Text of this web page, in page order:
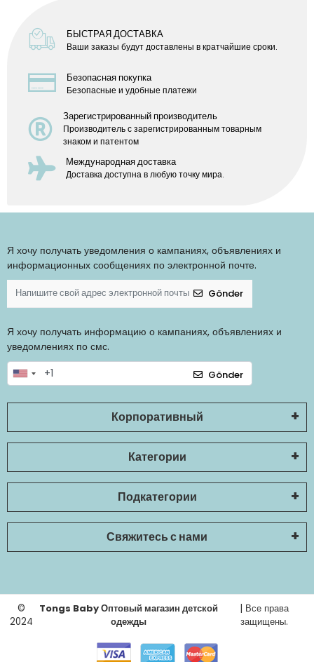
БЫСТРАЯ ДОСТАВКА
Ваши заказы будут доставлены в кратчайшие сроки.
Безопасная покупка
Безопасные и удобные платежи
Зарегистрированный производитель
Производитель с зарегистрированным товарным
знаком и патентом
Международная доставка
Доставка доступна в любую точку мира.
Я хочу получать уведомления о кампаниях, объявлениях и
информационных сообщениях по электронной почте.
Gönder
Я хочу получать информацию о кампаниях, объявлениях и
уведомлениях по смс.
Gönder
Корпоративный
Категории
Подкатегории
Свяжитесь с нами
©
2024
Tongs Baby Оптовый магазин детской
одежды
| Все права
защищены.